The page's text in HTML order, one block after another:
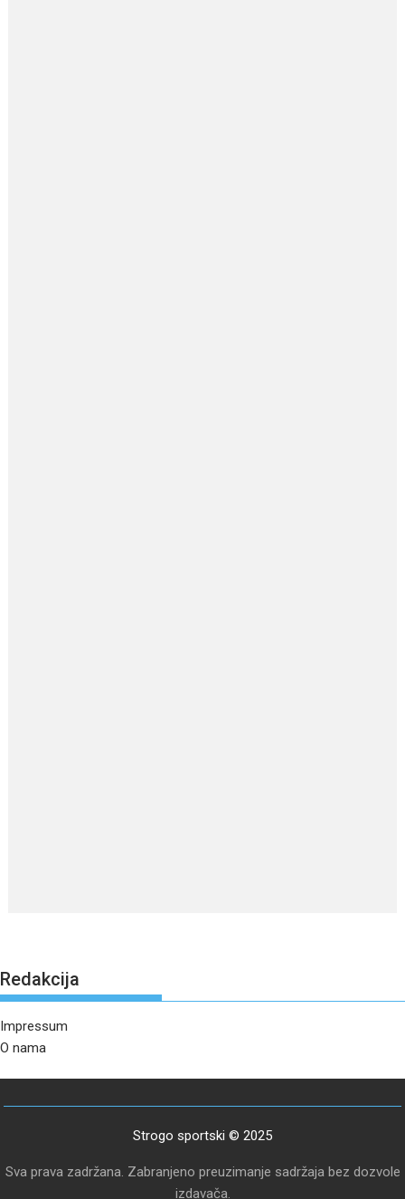
Redakcija
Impressum
O nama
Strogo sportski © 2025
Sva prava zadržana. Zabranjeno preuzimanje sadržaja bez dozvole
izdavača.